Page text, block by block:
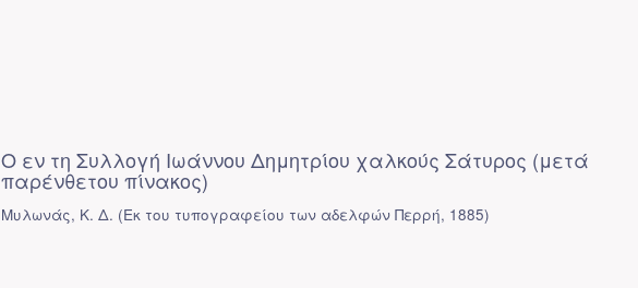
Ο εν τη Συλλογή Ιωάννου Δημητρίου χαλκούς Σάτυρος (μετά
παρένθετου πίνακος)
Μυλωνάς, Κ. Δ. (Εκ του τυπογραφείου των αδελφών Περρή, 1885)